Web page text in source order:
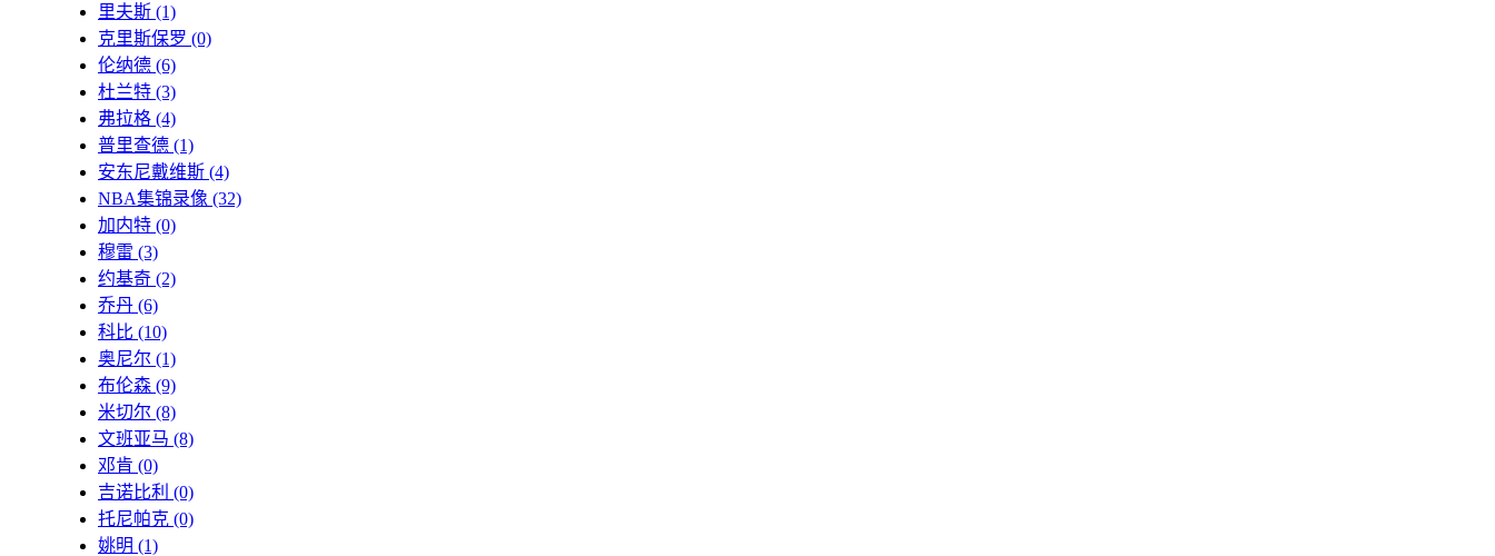
里夫斯 (1)
克里斯保罗 (0)
伦纳德 (6)
杜兰特 (3)
弗拉格 (4)
普里查德 (1)
安东尼戴维斯 (4)
NBA集锦录像 (32)
加内特 (0)
穆雷 (3)
约基奇 (2)
乔丹 (6)
科比 (10)
奥尼尔 (1)
布伦森 (9)
米切尔 (8)
文班亚马 (8)
邓肯 (0)
吉诺比利 (0)
托尼帕克 (0)
姚明 (1)